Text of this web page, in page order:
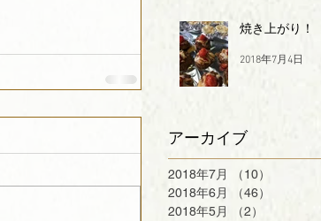
焼き上がり！
2018年7月4日
アーカイブ
2018年7月 （10）
2018年6月
（46）
2018年5月
（2）